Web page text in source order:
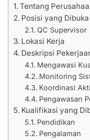
Tentang
Posisi yang Dibuka
QC Supervisor
Lokasi Kerja
Deskripsi
Mengawasi
Monitoring
Koordinasi
Pengawasan
Kualifikasi yang
Pendidikan
Pengalaman